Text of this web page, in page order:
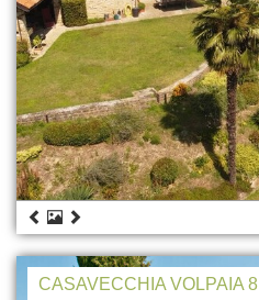
CASAVECCHIA VOLPAIA 8